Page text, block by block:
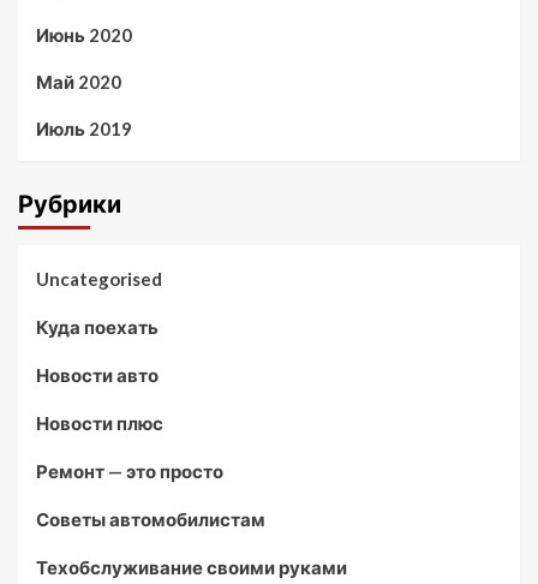
Июнь 2020
Май 2020
Июль 2019
Рубрики
Uncategorised
Куда поехать
Новости авто
Новости плюс
Ремонт — это просто
Советы автомобилистам
Техобслуживание своими руками